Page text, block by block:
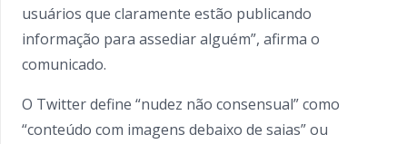
usuários que claramente estão publicando
informação para assediar alguém”, afirma o
comunicado.
O Twitter define “nudez não consensual” como
“conteúdo com imagens debaixo de saias” ou